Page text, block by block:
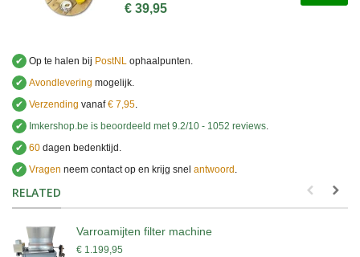
€ 39,95
✔ Op te halen bij PostNL ophaalpunten.
✔ Avondlevering mogelijk.
✔ Verzending vanaf€ 7,95.
✔
Imkershop.be is beoordeeld met9.2/10 - 1052 reviews.
✔ 60 dagen bedenktijd.
✔ Vragen neem contact op en krijg snel antwoord .
RELATED
Varroamijten filter machine
€ 1.199,95